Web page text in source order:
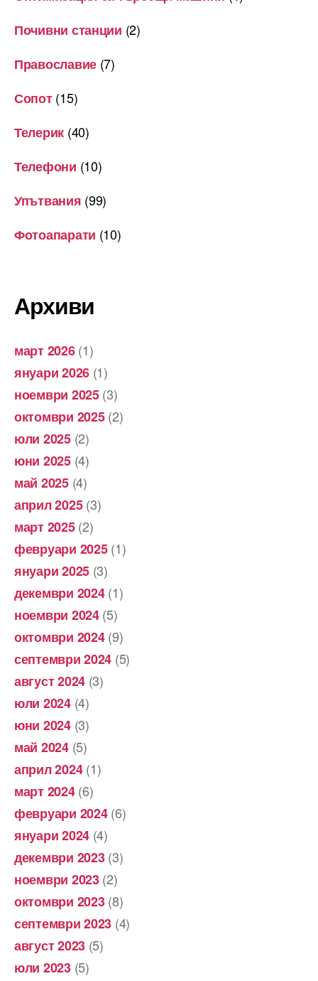
Почивни станции (2)
Православие (7)
Сопот(15)
Телерик (40)
Телефони (10)
Упътвания (99)
Фотоапарати (10)
Архиви
март 2026(1)
януари 2026 (1)
ноември 2025(3)
октомври 2025(2)
юли 2025(2)
юни 2025(4)
май 2025(4)
април 2025(3)
март 2025(2)
февруари 2025(1)
януари 2025 (3)
декември 2024(1)
ноември 2024(5)
октомври 2024(9)
септември 2024 (5)
август 2024 (3)
юли 2024(4)
юни 2024(3)
май 2024(5)
април 2024(1)
март 2024(6)
февруари 2024(6)
януари 2024 (4)
декември 2023(3)
ноември 2023(2)
октомври 2023(8)
септември 2023 (4)
август 2023 (5)
юли 2023(5)